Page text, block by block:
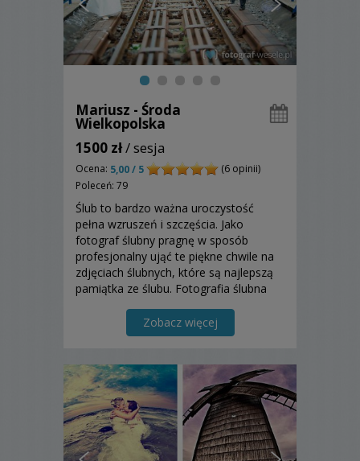
Mariusz - Środa
Wielkopolska
1500 zł/ sesja
Ocena: 5,00 / 5
(6 opinii)
Poleceń: 79
Ślub to bardzo ważna uroczystość
pełna wzruszeń i szczęścia. Jako
fotograf ślubny pragnę w sposób
profesjonalny ująć te piękne chwile na
zdjęciach ślubnych, które są najlepszą
pamiątka ze ślubu. Fotografia ślubna
są zawsze uśmiechnięci i szczęśliwi.
Zobacz więcej